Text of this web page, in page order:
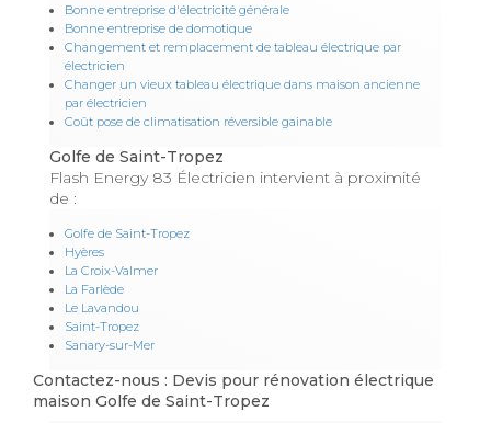
Bonne entreprise d'électricité générale
Bonne entreprise de domotique
Changement et remplacement de tableau électrique par
électricien
Changer un vieux tableau électrique dans maison ancienne
par électricien
Coût pose de climatisation réversible gainable
Golfe de Saint-Tropez
Flash Energy 83 Électricien intervient à proximité
de :
Golfe de Saint-Tropez
Hyères
La Croix-Valmer
La Farlède
Le Lavandou
Saint-Tropez
Sanary-sur-Mer
Contactez-nous : Devis pour rénovation électrique
maison Golfe de Saint-Tropez